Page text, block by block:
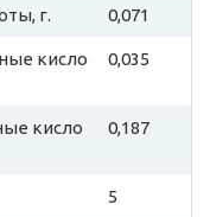
г. 0,071
кисло
0,035
кисло
0,187
5